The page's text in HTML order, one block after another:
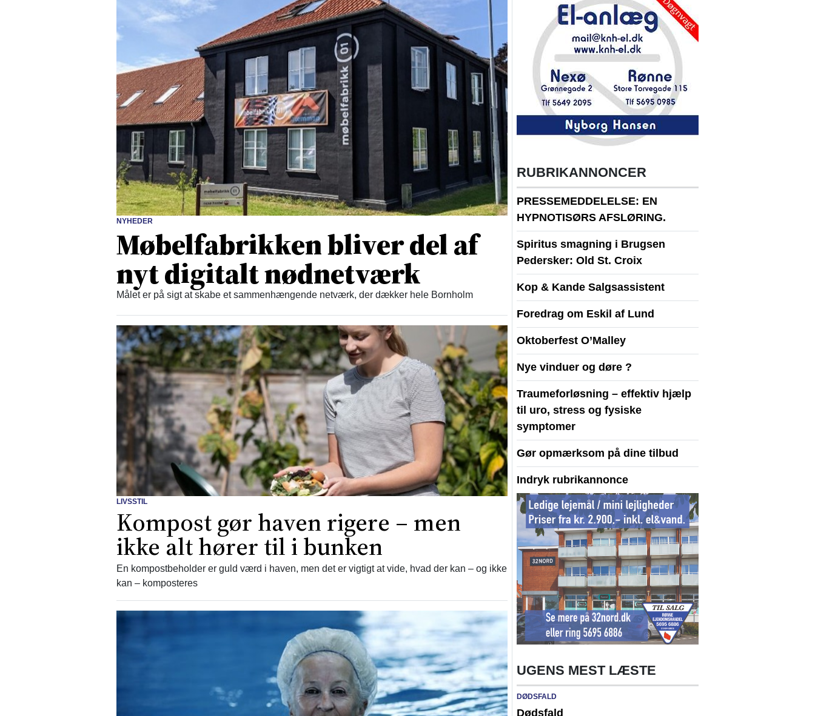
NYHEDER
Møbelfabrikken bliver del af
nyt digitalt nødnetværk
Målet er på sigt at skabe et sammenhængende netværk, der dækker hele Bornholm
LIVSSTIL
Kompost gør haven rigere – men
ikke alt hører til i bunken
En kompostbeholder er guld værd i haven, men det er vigtigt at vide, hvad der kan – og ikke
kan – komposteres
RUBRIKANNONCER
PRESSEMEDDELELSE: EN
HYPNOTISØRS AFSLØRING.
Spiritus smagning i Brugsen
Pedersker: Old St. Croix
Kop & Kande Salgsassistent
Foredrag om Eskil af Lund
Oktoberfest O’Malley
Nye vinduer og døre ?
Traumeforløsning – effektiv hjælp
til uro, stress og fysiske
symptomer
Gør opmærksom på dine tilbud
Indryk rubrikannonce
UGENS MEST LÆSTE
DØDSFALD
Dødsfald